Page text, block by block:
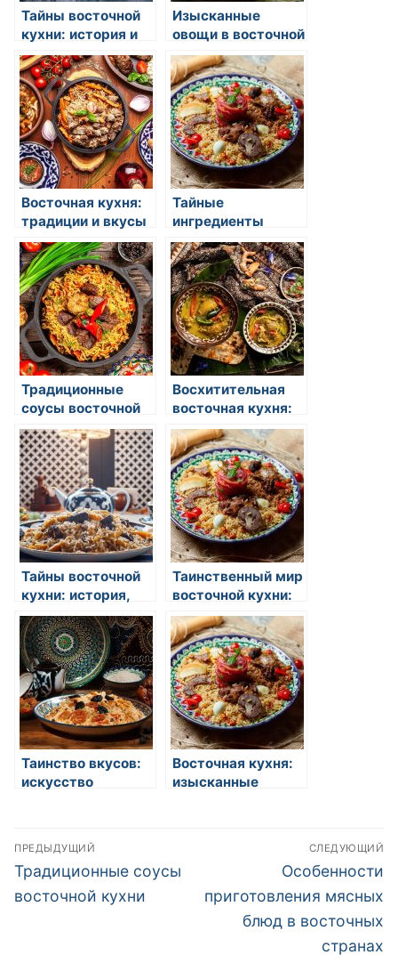
Тайны восточной
кухни: история и
традиции
Изысканные
овощи в восточной
кулинарии:
открытие
вкусового
разнообразия
Восточная кухня:
традиции и вкусы
Тайные
ингредиенты
восточной кухни
Традиционные
соусы восточной
кухни
Восхитительная
восточная кухня:
объедение вкусов
и ароматов
Тайны восточной
кухни: история,
традиции и
вкусовые
открытия
Таинственный мир
восточной кухни:
изысканные вкусы
и загадочные
обычаи
Таинство вкусов:
искусство
Восточная кухня:
изысканные
Навигация
по
записям
ПРЕДЫДУЩИЙ
Предыдущая
запись:
Традиционные соусы
восточной кухни
СЛЕДУЮЩИЙ
Следующая
запись:
Особенности
приготовления мясных
блюд в восточных
странах